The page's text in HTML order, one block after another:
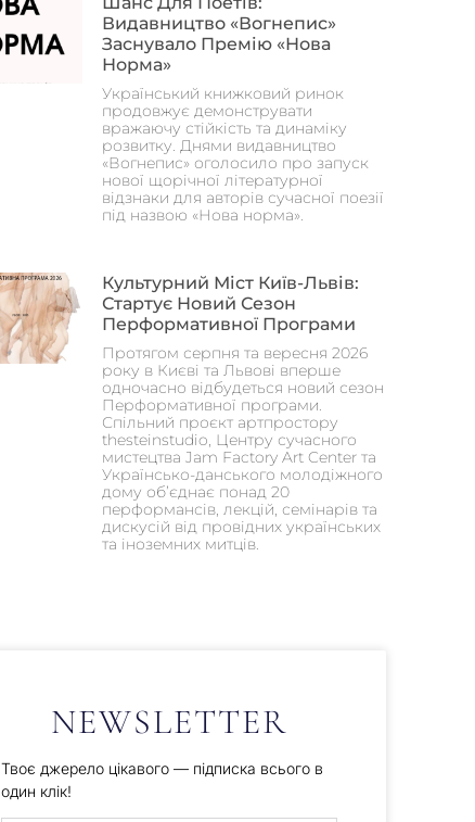
Видавництво «Вогнепис»
Заснувало Премію «Нова
Норма»
Український книжковий ринок
продовжує демонструвати
вражаючу стійкість та динаміку
розвитку. Днями видавництво
«Вогнепис» оголосило про запуск
нової щорічної літературної
відзнаки для авторів сучасної поезії
під назвою «Нова норма».
Культурний Міст Київ-Львів:
Стартує Новий Сезон
Перформативної Програми
Протягом серпня та вересня 2026
року в Києві та Львові вперше
одночасно відбудеться новий сезон
Перформативної програми.
Спільний проєкт артпростору
thesteinstudio, Центру сучасного
мистецтва Jam Factory Art Center та
Українсько-данського молодіжного
дому об’єднає понад 20
перформансів, лекцій, семінарів та
дискусій від провідних українських
та іноземних митців.
NEWSLETTER
Твоє джерело цікавого — підписка всього в
один клік!